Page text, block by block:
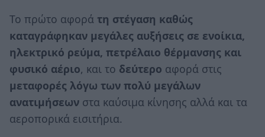
Το πρώτο αφορά τη στέγαση καθώς
καταγράφηκαν μεγάλες αυξήσεις σε ενοίκια,
ηλεκτρικό ρεύμα, πετρέλαιο θέρμανσης και
φυσικό αέριο, και το δεύτερο αφορά στις
μεταφορές λόγω των πολύ μεγάλων
ανατιμήσεων στα καύσιμα κίνησης αλλά και τα
αεροπορικά εισιτήρια.